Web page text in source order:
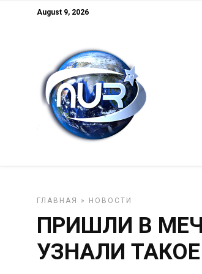
August 9, 2026
ГЛАВНАЯ » НОВОСТИ
ПРИШЛИ В
УЗНАЛИ